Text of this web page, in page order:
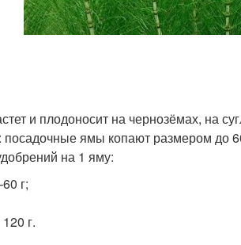
и плодоносит на чернозёмах, на
посадочные ямы копают размером до
на 1 яму:
г;
г.